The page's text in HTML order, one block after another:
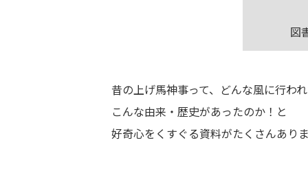
図
昔の上げ馬神事って、どんな風に行わ
こんな由来・歴史があったのか！と
好奇心をくすぐる資料がたくさんありま